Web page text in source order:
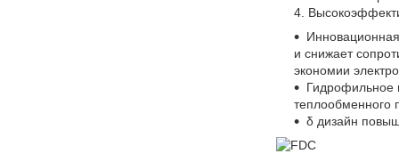
и снижает
экономии
Гидрофильное
теплообменного
δ дизайн